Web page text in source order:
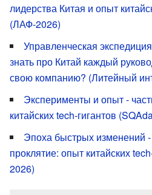
лидерства Китая и опыт
(ЛАФ-2026)
Управленческая
знать про Китай каждый
свою компанию? (Литейный
Эксперименты и опыт -
китайских tech-гигантов
Эпоха быстрых изменений
проклятие: опыт китайских
2026)